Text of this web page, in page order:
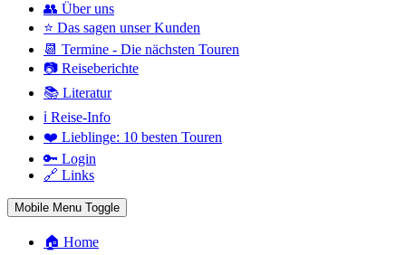
👥 Über uns
⭐ Das sagen unser Kunden
📆 Termine - Die nächsten Touren
📷 Reiseberichte
📚 Literatur
ℹ️ Reise-Info
❤️ Lieblinge: 10 besten Touren
🔑 Login
🔗 Links
Mobile Menu Toggle
🏠 Home